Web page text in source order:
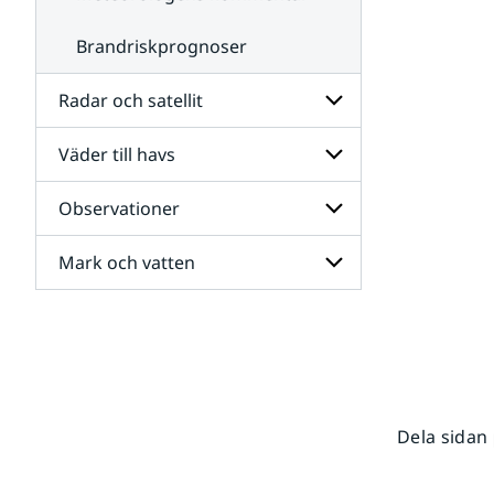
Brandriskprognoser
Radar och satellit
Undersidor
för
Radar
och
satellit
Väder till havs
Undersidor
för
Väder
till
havs
Observationer
Undersidor
för
Mark och vatten
Dela sidan